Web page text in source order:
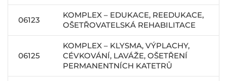
06123
KOMPLEX – EDUKACE, REEDUKACE,
OŠETŘOVATELSKÁ REHABILITACE
06125
KOMPLEX – KLYSMA, VÝPLACHY,
CÉVKOVÁNÍ, LAVÁŽE, OŠETŘENÍ
PERMANENTNÍCH KATETRŮ